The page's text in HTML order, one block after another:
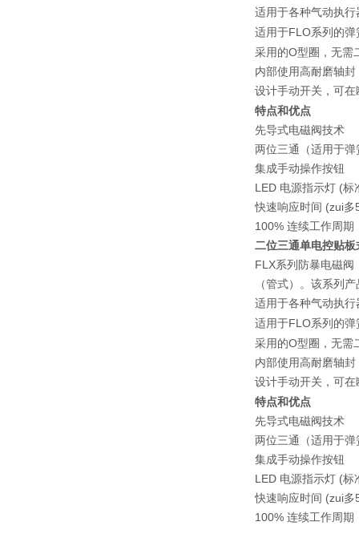
适用于各种气动执
适用于FLO系列的
采用的O型圈，无需
内部使用高耐磨轴
设计手动开关，可
特点和优点
先导式电磁阀技术
两位三通（适用于
集成手动操作按钮
LED 电源指示灯 (标
快速响应时间 (zui多
100% 连续工作周期
二位三通单电控贴
FLX系列防暴电磁阀
（管式）。该系列
适用于各种气动执
适用于FLO系列的
采用的O型圈，无需
内部使用高耐磨轴
设计手动开关，可
特点和优点
先导式电磁阀技术
两位三通（适用于
集成手动操作按钮
LED 电源指示灯 (标
快速响应时间 (zui多
100% 连续工作周期